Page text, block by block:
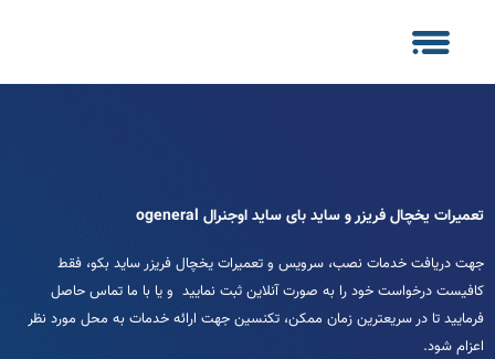
تعمیرات یخچال فریزر و ساید بای ساید اوجنرال ogeneral
جهت دریافت خدمات نصب، سرویس و تعمیرات یخچال فریزر ساید بکو، فقط
کافیست درخواست خود را به صورت آنلاین ثبت نمایید و یا با ما تماس حاصل
فرمایید تا در سریعترین زمان ممکن، تکنسین جهت ارائه خدمات به محل مورد نظر
اعزام شود.